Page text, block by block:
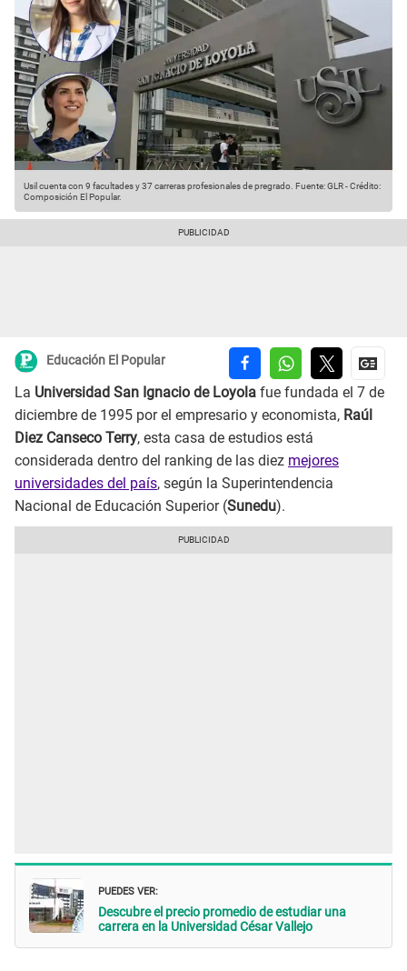
Usil cuenta con 9 facultades y 37 carreras profesionales de pregrado. Fuente: GLR-Crédito:
Composición El Popular.
Educación El Popular
La Universidad San Ignacio de Loyola fue fundada el 7 de
diciembre de 1995 por el empresario y economista, Raúl
Diez Canseco Terry, esta casa de estudios está
considerada dentro del ranking de las diez mejores
universidades del país, según la Superintendencia
Nacional de Educación Superior (Sunedu).
PUEDES VER:
Descubre el precio promedio de estudiar una
carrera en la Universidad César Vallejo